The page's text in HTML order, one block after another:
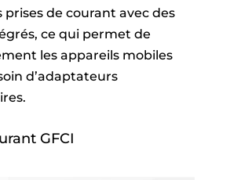
prises de courant avec des
ce qui permet de
les appareils mobiles
d’adaptateurs
GFCI